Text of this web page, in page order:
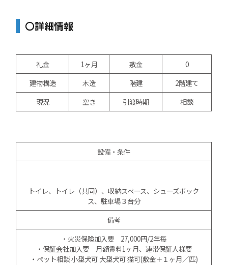
〇詳細情報
礼金 1ヶ月 敷金
0
建物構造
木造 階建
2階建て
現況
空き 引渡時期 相談
設備・条件
トイレ、トイレ（共同）、収納スペース、シューズボック
ス、駐⾞場３台分
備考
・火災保険加入要 27,000円/2年毎
・保証会社加入要 月額賃料1ヶ月、連帯保証人様要
・ペット相談 ⼩型⽝可 ⼤型⽝可 猫可(敷⾦＋１ヶ⽉／匹)